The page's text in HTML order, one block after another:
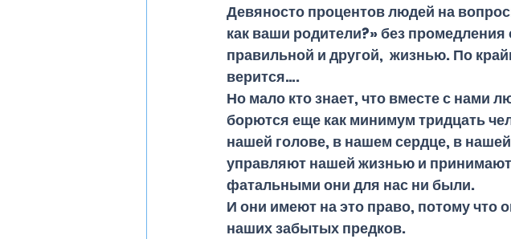
Девяносто процентов людей на
как ваши родители?» без
правильной и другой,  жизнью. По
верится….
Но мало кто знает, что вместе с нами
борются еще как минимум тридцать
нашей голове, в нашем сердце, в
управляют нашей жизнью и
фатальными они для нас ни были.
И они имеют на это право, потому что
наших забытых предков.